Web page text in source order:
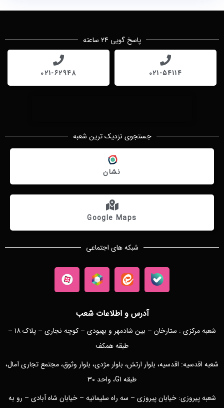
آدرس و اطلاعات شعب
شعبه مرکزی : ستارخان – بین شادمهر و بهبودی – کوچه نجاری – پلاک ۱۸ –
طبقه همکف
شعبه اقدسیه: اقدسیه، بلوار ارتش، بلوار مژدی، بلوار وثوق، مجتمع تجاری آمال،
طبقه G1، واحد 30
شعبه پیروزی: خیابان پیروزی – سه راه سلیمانیه – خیابان شاه آبادی – رو به
پاسخ گویی 24 ساعته
021-54114
021-62948
جستجوی نزدیک ترین شعبه
Google Maps
نشان
شبکه های اجتماعی